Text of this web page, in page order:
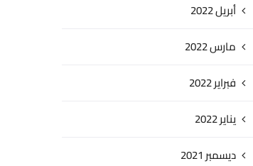
أبريل 2022
مارس 2022
فبراير 2022
يناير 2022
ديسمبر 2021